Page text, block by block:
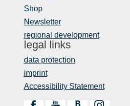
Shop
Newsletter
regional development
legal links
data protection
imprint
Accessibility Statement